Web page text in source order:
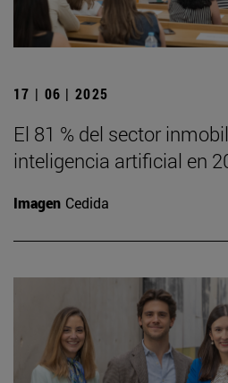
17 | 06 | 2025
El 81 % del sector
inteligencia artificial en
Imagen Cedida